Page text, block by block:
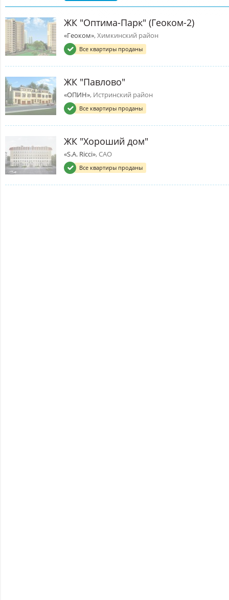
ЖК "Оптима-Парк" (Геоком-2)
«Геоком», Химкинский район
Все квартиры проданы
ЖК "Павлово"
«ОПИН», Истринский район
Все квартиры проданы
ЖК "Хороший дом"
«S.A. Ricci», САО
Все квартиры проданы